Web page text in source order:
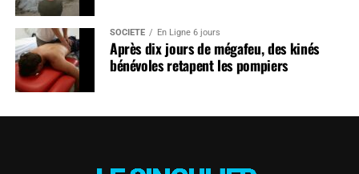
SOCIÉTÉ En Ligne 6 jours
Après dix jours de mégafeu, des kinés
bénévoles retapent les pompiers